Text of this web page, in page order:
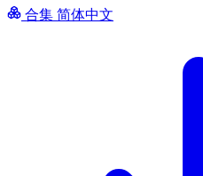
合集 简体中文